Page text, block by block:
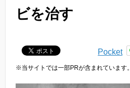
ビを治す
Pocket
※当サイトでは一部PRが含まれています。